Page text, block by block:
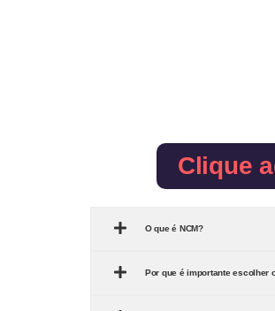
Clique
O que é NCM?
Por que é importante escolher